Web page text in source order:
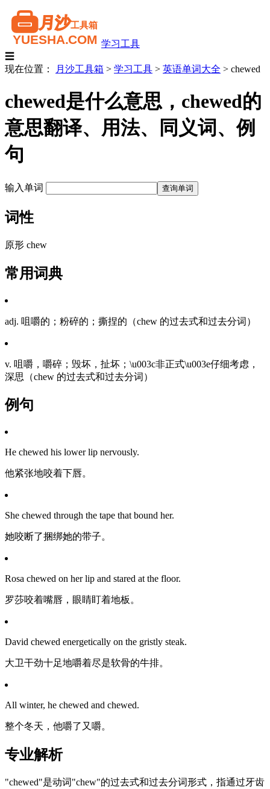
学习工具
☰
现在位置：
月沙工具箱 > 学习工具 > 英语单词大全 > chewed
chewed是什么意思，chewed的
意思翻译、用法、同义词、例
句
输入单词
词性
原形 chew
常用词典
adj. 咀嚼的；粉碎的；撕捏的（chew 的过去式和过去分词）
v. 咀嚼，嚼碎；毁坏，扯坏；\u003c非正式\u003e仔细考虑，
深思（chew 的过去式和过去分词）
例句
He chewed his lower lip nervously.
他紧张地咬着下唇。
She chewed through the tape that bound her.
她咬断了捆绑她的带子。
Rosa chewed on her lip and stared at the floor.
罗莎咬着嘴唇，眼睛盯着地板。
David chewed energetically on the gristly steak.
大卫干劲十足地嚼着尽是软骨的牛排。
All winter, he chewed and chewed.
整个冬天，他嚼了又嚼。
专业解析
"chewed"是动词"chew"的过去式和过去分词形式，指通过牙齿